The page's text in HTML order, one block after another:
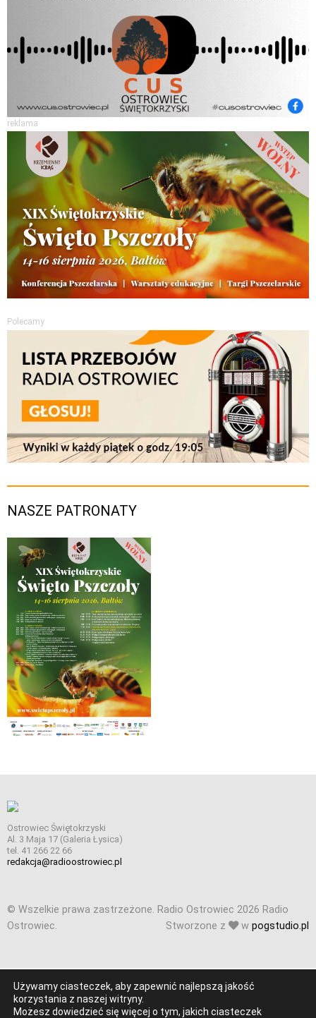
reklama
Polecamy
NASZE PATRONATY
Ostrowiec Świętokrzyski
Al. 3 Maja 17 (Galeria Łysica)
tel. 41 266 22 66
redakcja@radioostrowiec.pl
© Wszelkie prawa zastrzeżone. Radio Ostrowiec 2026 Radio
Ostrowiec.
Stworzone z w pogstudio.pl
Używamy ciasteczek, aby zapewnić najlepszą jakość
korzystania z naszej witryny.
Możesz dowiedzieć się więcej o tym, jakich ciasteczek